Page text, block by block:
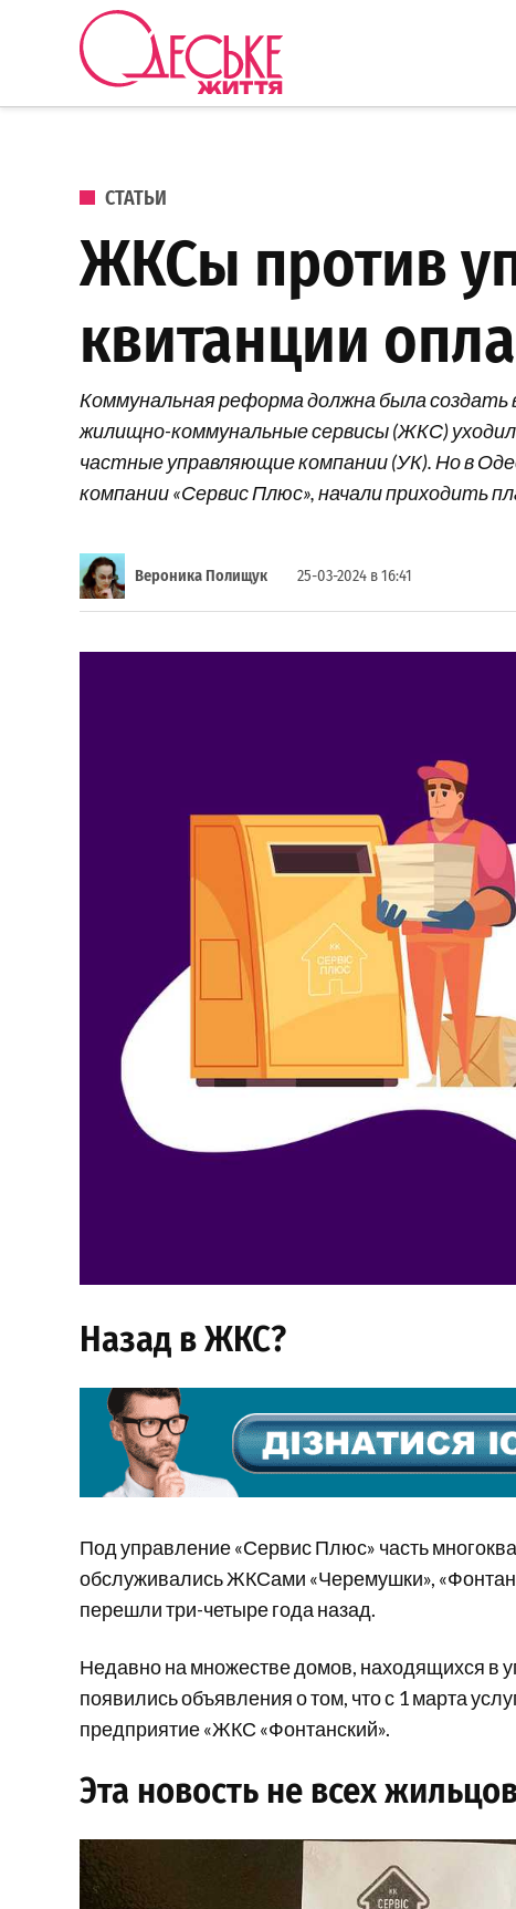
Перейти к содержанию
ОПУБЛИКОВАНО В
СТАТЬИ
ЖКСы против
квитанции
Коммунальная реформа должна была
жилищно-коммунальные сервисы (ЖКС)
частные управляющие компании (УК). Но в
компании «Сервис Плюс», начали приходить
Вероника Полищук 25-03-2024 в 16:41
Назад в ЖКС?
Под управление «Сервис Плюс» часть
обслуживались ЖКСами «Черемушки»,
перешли три-четыре года назад.
Недавно на множестве домов, находящихся в
появились объявления о том, что с 1 марта
предприятие «ЖКС «Фонтанский».
Эта новость не всех